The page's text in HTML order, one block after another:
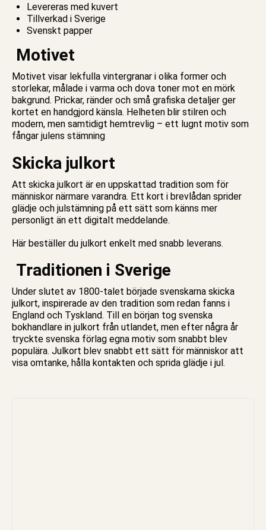
Levereras med kuvert
Tillverkad i Sverige
Svenskt papper
Motivet
Motivet visar lekfulla vintergranar i olika former och
storlekar, målade i varma och dova toner mot en mörk
bakgrund. Prickar, ränder och små grafiska detaljer ger
kortet en handgjord känsla. Helheten blir stilren och
modern, men samtidigt hemtrevlig – ett lugnt motiv som
fångar julens stämning
Skicka julkort
Att skicka julkort är en uppskattad tradition som för
människor närmare varandra. Ett kort i brevlådan sprider
glädje och julstämning på ett sätt som känns mer
personligt än ett digitalt meddelande.
Här beställer du julkort enkelt med snabb leverans.
Traditionen i Sverige
Under slutet av 1800-talet började svenskarna skicka
julkort, inspirerade av den tradition som redan fanns i
England och Tyskland. Till en början tog svenska
bokhandlare in julkort från utlandet, men efter några år
tryckte svenska förlag egna motiv som snabbt blev
populära. Julkort blev snabbt ett sätt för människor att
visa omtanke, hålla kontakten och sprida glädje i jul .